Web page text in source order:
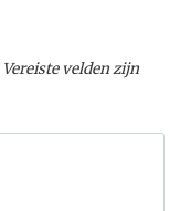
Vereiste velden zijn